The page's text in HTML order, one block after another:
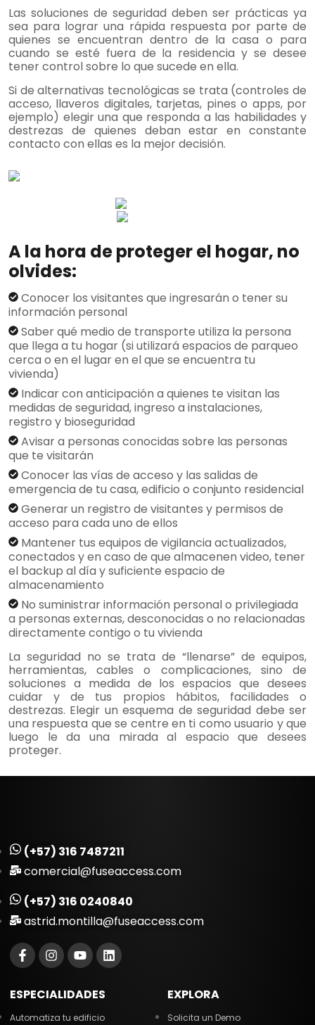
Las soluciones de seguridad deben ser prácticas ya
sea para lograr una rápida respuesta por parte de
quienes se encuentran dentro de la casa o para
cuando se esté fuera de la residencia y se desee
tener control sobre lo que sucede en ella.
Si de alternativas tecnológicas se trata (controles de
acceso, llaveros digitales, tarjetas, pines o apps, por
ejemplo) elegir una que responda a las habilidades y
destrezas de quienes deban estar en constante
contacto con ellas es la mejor decisión.
A la hora de proteger el hogar, no
olvides:​
Conocer los visitantes que ingresarán o tener su
información personal
Saber qué medio de transporte utiliza la persona
que llega a tu hogar (si utilizará espacios de parqueo
cerca o en el lugar en el que se encuentra tu
vivienda)
Indicar con anticipación a quienes te visitan las
medidas de seguridad, ingreso a instalaciones,
registro y bioseguridad
Avisar a personas conocidas sobre las personas
que te visitarán
Conocer las vías de acceso y las salidas de
emergencia de tu casa, edificio o conjunto residencial
Generar un registro de visitantes y permisos de
acceso para cada uno de ellos
Mantener tus equipos de vigilancia actualizados,
conectados y en caso de que almacenen video, tener
el backup al día y suficiente espacio de
almacenamiento
No suministrar información personal o privilegiada
a personas externas, desconocidas o no relacionadas
directamente contigo o tu vivienda
La seguridad no se trata de “llenarse” de equipos,
herramientas, cables o complicaciones, sino de
soluciones a medida de los espacios que desees
cuidar y de tus propios hábitos, facilidades o
destrezas. Elegir un esquema de seguridad debe ser
una respuesta que se centre en ti como usuario y que
luego le da una mirada al espacio que desees
proteger.
(+57) 316 7487211
comercial@fuseaccess.com
(+57) 316 0240840
astrid.montilla@fuseaccess.com
ESPECIALIDADES
Automatiza tu edificio
EXPLORA
Solicita un Demo